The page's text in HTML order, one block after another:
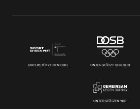
UNTERSTÜTZT DEN DBB UNTERSTÜTZT DEN DBB
UNTERSTÜTZEN WIR